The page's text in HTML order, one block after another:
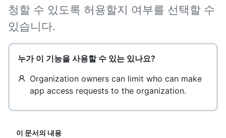
청할 수 있도록 허용할지 여부를 선택할 수
있습니다.
누가 이 기능을 사용할 수 있는 있나요?
Organization owners can limit who can make
app access requests to the organization.
이 문서의 내용